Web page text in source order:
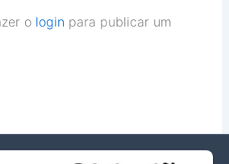
o login para publicar um